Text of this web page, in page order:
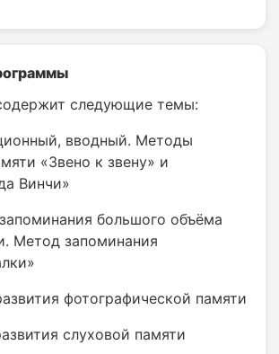
следующие темы:
вводный. Методы
«Звено к звену» и
Винчи»
большого объёма
Метод запоминания
фотографической памяти
слуховой памяти